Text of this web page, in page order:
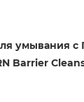
умывания с
Barrier